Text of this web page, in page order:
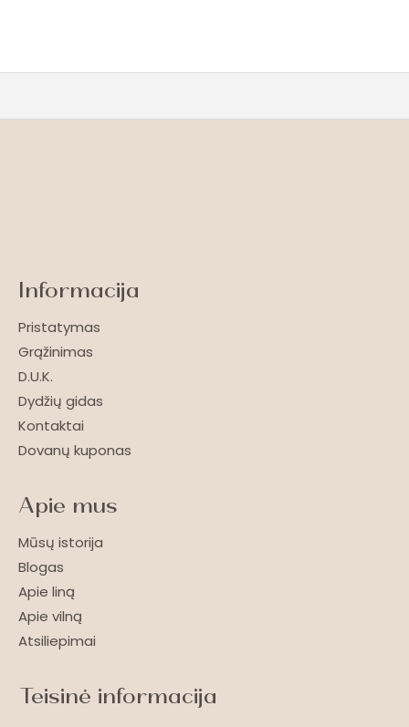
Informacija
Pristatymas
Grąžinimas
D.U.K.
Dydžių gidas
Kontaktai
Dovanų kuponas
Apie mus
Mūsų istorija
Blogas
Apie liną
Apie vilną
Atsiliepimai
Teisinė informacija